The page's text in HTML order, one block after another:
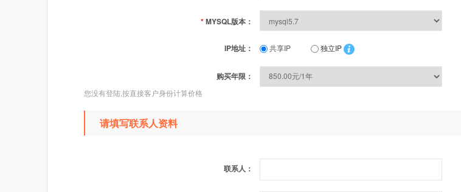
*MYSQL版本：
IP地址： 共享IP 独立IP
购买年限：
您没有登陆,按直接客户身份计算价格
请填写联系人资料
联系人：